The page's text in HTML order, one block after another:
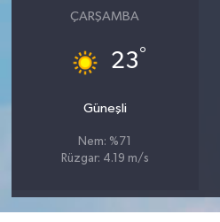
ÇARŞAMBA
23°
Güneşli
Nem: %71
Rüzgar: 4.19 m/s